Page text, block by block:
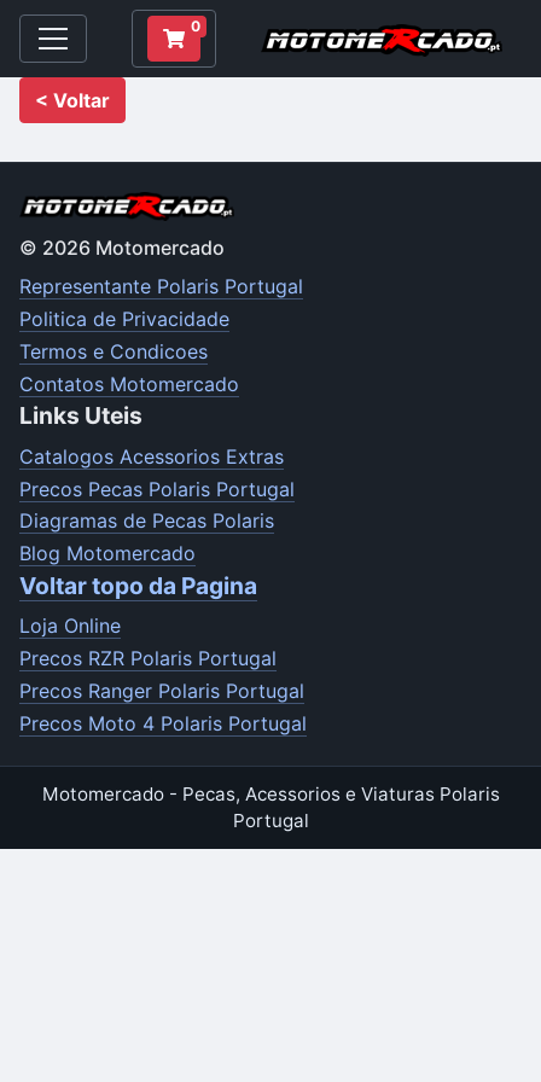
0
< Voltar
© 2026 Motomercado
Representante Polaris Portugal
Politica de Privacidade
Termos e Condicoes
Contatos Motomercado
Links Uteis
Catalogos Acessorios Extras
Precos Pecas Polaris Portugal
Diagramas de Pecas Polaris
Blog Motomercado
Voltar topo da Pagina
Loja Online
Precos RZR Polaris Portugal
Precos Ranger Polaris Portugal
Precos Moto 4 Polaris Portugal
Motomercado - Pecas, Acessorios e Viaturas Polaris
Portugal